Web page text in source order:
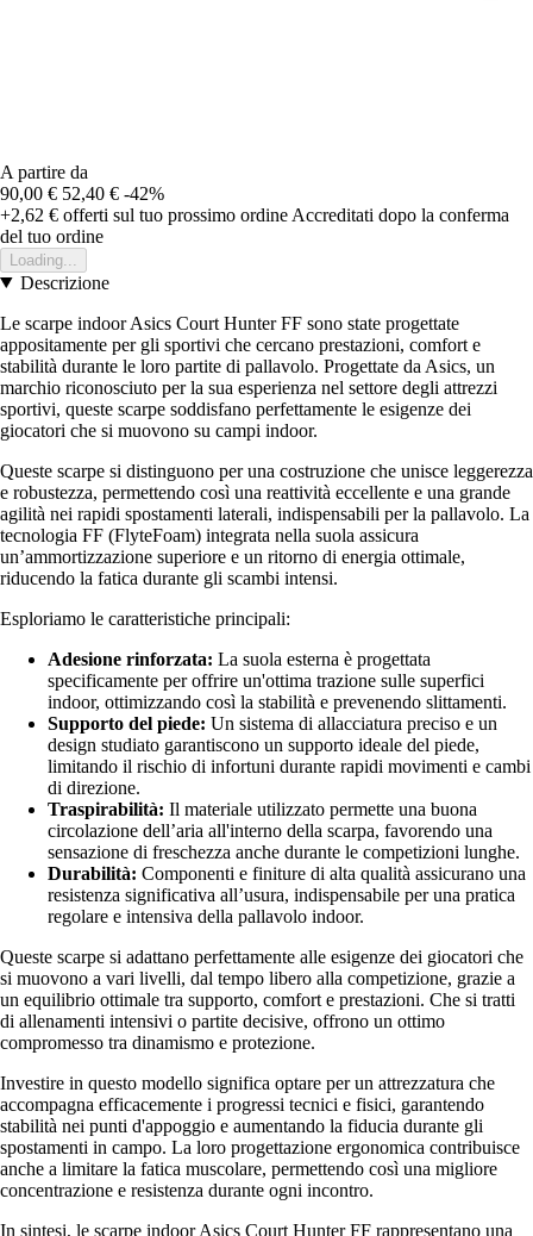
A partire da
90,00 € 52,40 € -42%
+2,62 € offerti sul tuo prossimo ordine Accreditati dopo la conferma
del tuo ordine
Loading...
Descrizione
Le scarpe indoor Asics Court Hunter FF sono state progettate
appositamente per gli sportivi che cercano prestazioni, comfort e
stabilità durante le loro partite di pallavolo. Progettate da Asics, un
marchio riconosciuto per la sua esperienza nel settore degli attrezzi
sportivi, queste scarpe soddisfano perfettamente le esigenze dei
giocatori che si muovono su campi indoor.
Queste scarpe si distinguono per una costruzione che unisce leggerezza
e robustezza, permettendo così una reattività eccellente e una grande
agilità nei rapidi spostamenti laterali, indispensabili per la pallavolo. La
tecnologia FF (FlyteFoam) integrata nella suola assicura
un’ammortizzazione superiore e un ritorno di energia ottimale,
riducendo la fatica durante gli scambi intensi.
Esploriamo le caratteristiche principali:
Adesione rinforzata: La suola esterna è progettata
specificamente per offrire un'ottima trazione sulle superfici
indoor, ottimizzando così la stabilità e prevenendo slittamenti.
Supporto del piede: Un sistema di allacciatura preciso e un
design studiato garantiscono un supporto ideale del piede,
limitando il rischio di infortuni durante rapidi movimenti e cambi
di direzione.
Traspirabilità: Il materiale utilizzato permette una buona
circolazione dell’aria all'interno della scarpa, favorendo una
sensazione di freschezza anche durante le competizioni lunghe.
Durabilità: Componenti e finiture di alta qualità assicurano una
resistenza significativa all’usura, indispensabile per una pratica
regolare e intensiva della pallavolo indoor.
Queste scarpe si adattano perfettamente alle esigenze dei giocatori che
si muovono a vari livelli, dal tempo libero alla competizione, grazie a
un equilibrio ottimale tra supporto, comfort e prestazioni. Che si tratti
di allenamenti intensivi o partite decisive, offrono un ottimo
compromesso tra dinamismo e protezione.
Investire in questo modello significa optare per un attrezzatura che
accompagna efficacemente i progressi tecnici e fisici, garantendo
stabilità nei punti d'appoggio e aumentando la fiducia durante gli
spostamenti in campo. La loro progettazione ergonomica contribuisce
anche a limitare la fatica muscolare, permettendo così una migliore
concentrazione e resistenza durante ogni incontro.
In sintesi, le scarpe indoor Asics Court Hunter FF rappresentano una